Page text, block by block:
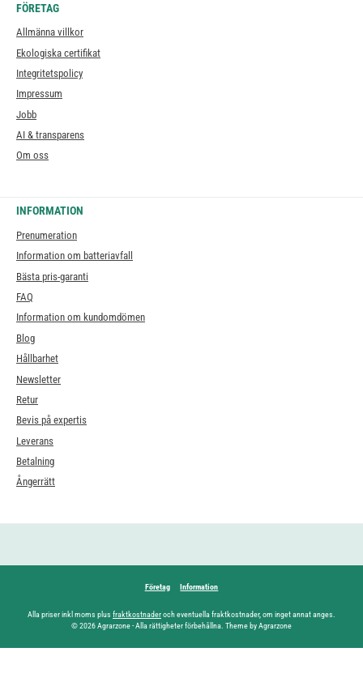
FÖRETAG
Allmänna villkor
Ekologiska certifikat
Integritetspolicy
Impressum
Jobb
AI & transparens
Om oss
INFORMATION
Prenumeration
Information om batteriavfall
Bästa pris-garanti
FAQ
Information om kundomdömen
Blog
Hållbarhet
Newsletter
Retur
Bevis på expertis
Leverans
Betalning
Ångerrätt
Företag Information
Alla priser inkl moms plus fraktkostnaderoch eventuella fraktkostnader, om inget annat anges.
© 2026 Agrarzone - Alla rättigheter förbehållna. Theme by Agrarzone